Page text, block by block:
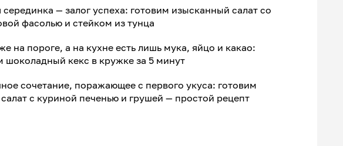
— залог успеха: готовим изысканный салат со
фасолью и стейком из тунца
на пороге, а на кухне есть лишь мука, яйцо и какао:
шоколадный кекс в кружке за 5 минут
сочетание, поражающее с первого укуса: готовим
с куриной печенью и грушей — простой рецепт